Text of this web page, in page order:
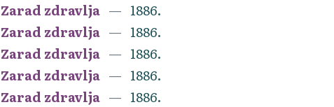
Zarad zdravlja
1886.
Zarad zdravlja
1886.
Zarad zdravlja
1886.
Zarad zdravlja
1886.
Zarad zdravlja
1886.